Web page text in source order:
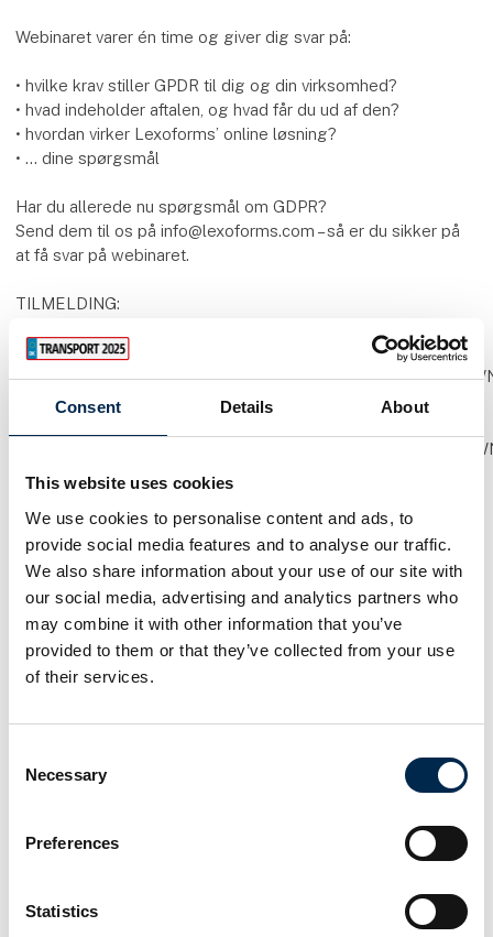
Consent Details About
This website uses cookies
We use cookies to personalise content and ads, to
provide social media features and to analyse our traffic.
We also share information about your use of our site with
our social media, advertising and analytics partners who
may combine it with other information that you’ve
provided to them or that they’ve collected from your use
of their services.
Selection
Necessary
Preferences
Statistics
Webinaret varer én time og giver dig svar på:
• hvilke krav stiller GPDR til dig og din virksomhed?
• hvad indeholder aftalen, og hvad får du ud af den?
• hvordan virker Lexoforms’ online løsning?
• … dine spørgsmål
Har du allerede nu spørgsmål om GDPR?
Send dem til os på info@lexoforms.com – så er du sikker på
at få svar på webinaret.
TILMELDING:
Tirsdag d. 2. maj kl. 15-16 for TVS og DTL:
https://us02web.zoom.us/webinar/register/3016818878173/
https://us02web.zoom.us/webinar/register/8816818878551/
webinarer – så du kan roligt tilmelde dig, selvom tidspunktet
ikke passer.
Vi glæder os til at se dig!